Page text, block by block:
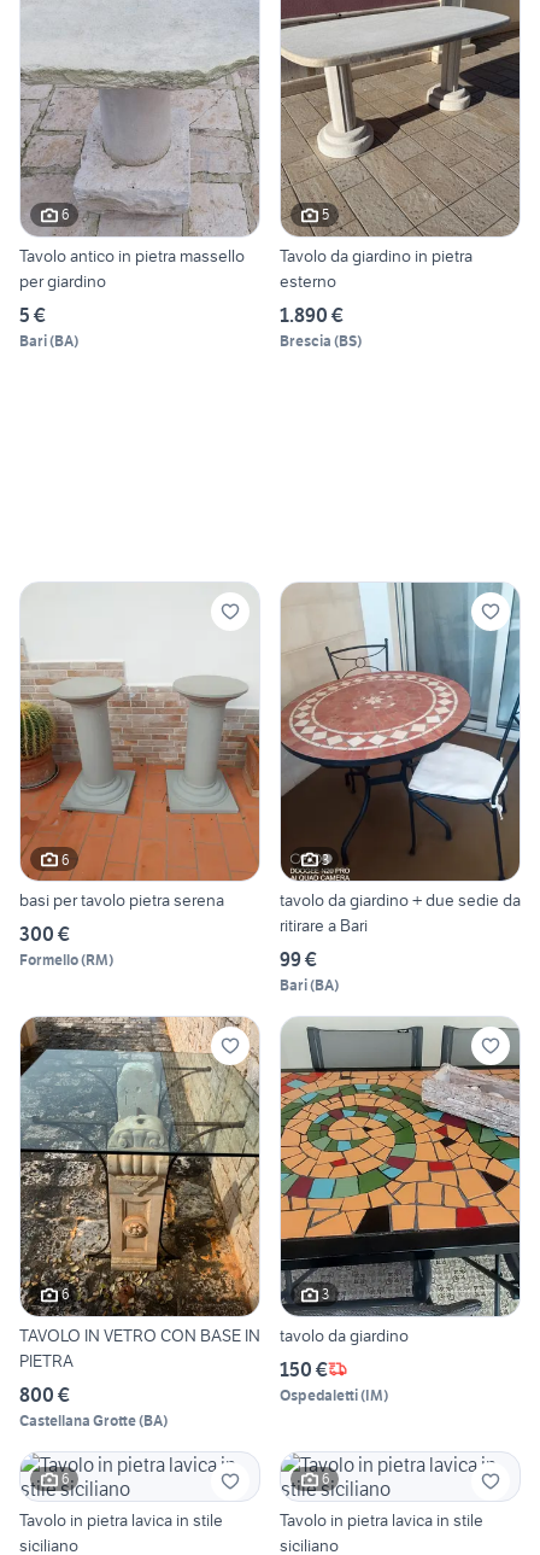
6
Tavolo antico in pietra massello
per giardino
5 €
Bari(BA)
5
Tavolo da giardino in pietra
esterno
1.890 €
Brescia (BS)
6
basi per tavolo pietra serena
300 €
Formello(RM)
3
tavolo da giardino + due sedie da
ritirare a Bari
99 €
Bari(BA)
6
TAVOLO IN VETRO CON BASE IN
PIETRA
800 €
Castellana Grotte(BA)
3
tavolo da giardino
150 €
Ospedaletti(IM)
6
Tavolo in pietra lavica in stile
siciliano
6
Tavolo in pietra lavica in stile
siciliano